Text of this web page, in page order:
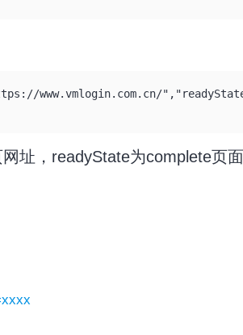
www.vmlogin.com.cn/
址，readyState为complete页面